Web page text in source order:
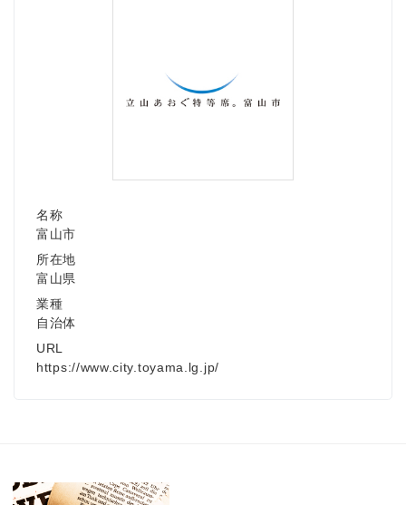
名称
富山市
所在地
富山県
業種
自治体
URL
https://www.city.toyama.lg.jp/